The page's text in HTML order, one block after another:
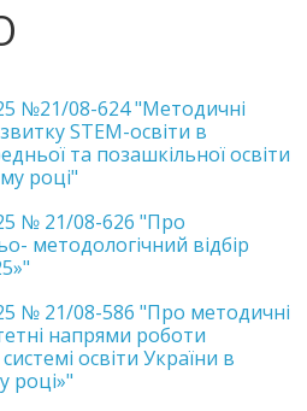
№21/08-624 "Методичні
STEM-освіти в
та позашкільної освіти
році"
№ 21/08-626 "Про
методологічний відбір
№ 21/08-586 "Про методичні
напрями роботи
освіти України в
році»"